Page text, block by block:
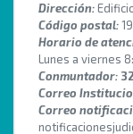
Dirección:
Código postal:
Horario de
Lunes a viernes
Conmuntador:
Correo
Correo